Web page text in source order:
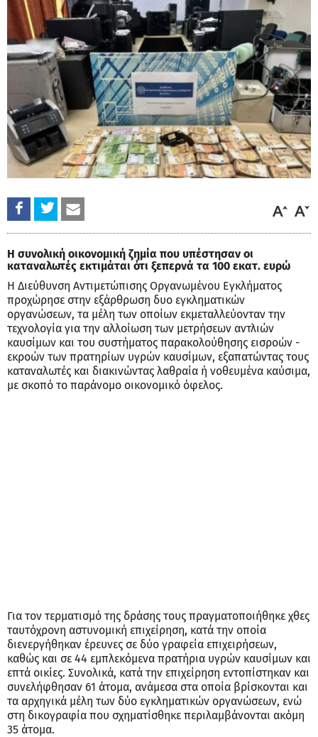
Η συνολική οικονομική ζημία που υπέστησαν οι
καταναλωτές εκτιμάται ότι ξεπερνά τα 100 εκατ. ευρώ
Η Διεύθυνση Αντιμετώπισης Οργανωμένου Εγκλήματος
προχώρησε στην εξάρθρωση δυο εγκληματικών
οργανώσεων, τα μέλη των οποίων εκμεταλλεύονταν την
τεχνολογία για την αλλοίωση των μετρήσεων αντλιών
καυσίμων και του συστήματος παρακολούθησης εισροών -
εκροών των πρατηρίων υγρών καυσίμων, εξαπατώντας τους
καταναλωτές και διακινώντας λαθραία ή νοθευμένα καύσιμα,
με σκοπό το παράνομο οικονομικό όφελος.
Για τον τερματισμό της δράσης τους πραγματοποιήθηκε χθες
ταυτόχρονη αστυνομική επιχείρηση, κατά την οποία
διενεργήθηκαν έρευνες σε δύο γραφεία επιχειρήσεων,
καθώς και σε 44 εμπλεκόμενα πρατήρια υγρών καυσίμων και
επτά οικίες. Συνολικά, κατά την επιχείρηση εντοπίστηκαν και
συνελήφθησαν 61 άτομα, ανάμεσα στα οποία βρίσκονται και
τα αρχηγικά μέλη των δύο εγκληματικών οργανώσεων, ενώ
στη δικογραφία που σχηματίσθηκε περιλαμβάνονται ακόμη
35 άτομα.